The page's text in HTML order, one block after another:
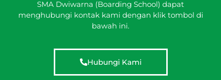
SMA Dwiwarna (Boarding School) dapat
menghubungi kontak kami dengan klik tombol di
bawah ini.
Hubungi Kami